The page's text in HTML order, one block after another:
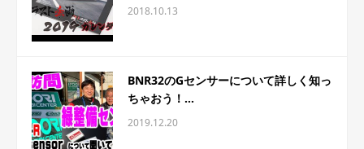
2018.10.13
BNR32のGセンサーについて詳しく知っ
ちゃおう！...
2019.12.20